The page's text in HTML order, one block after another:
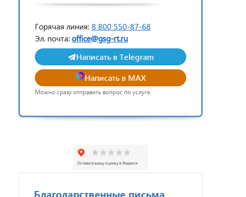
Горячая линия: 8 800 550-87-68
Эл. почта:office@gsg-rt.ru
Написать в Telegram
Написать в MAX
Можно сразу отправить вопрос по услуге.
Благодарственные письма